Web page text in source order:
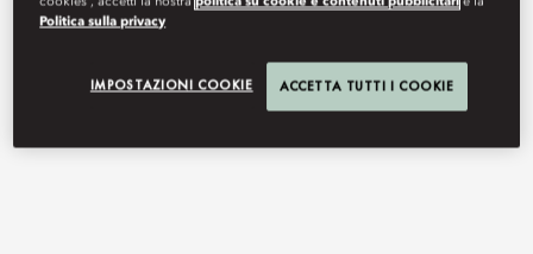
Politica sulla privacy
IMPOSTAZIONI COOKIE ACCETTA TUTTI I COOKIE